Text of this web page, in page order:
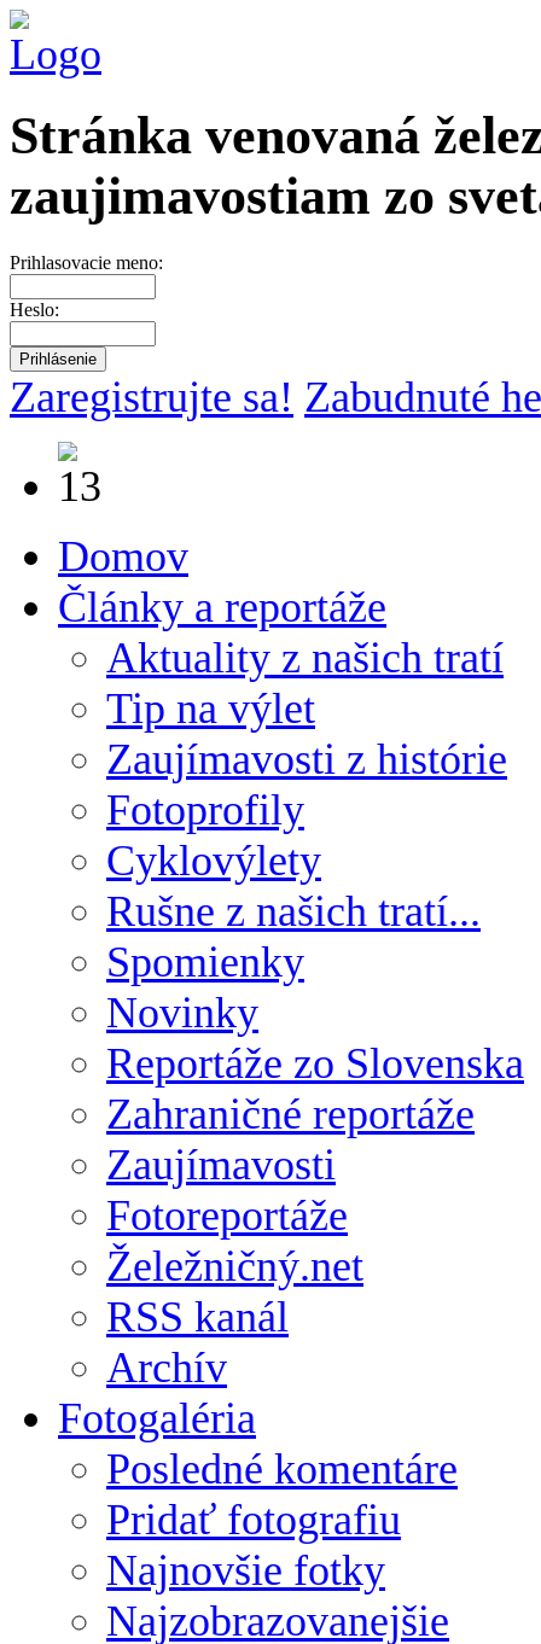
Stránka venovaná
zaujimavostiam zo
Prihlasovacie meno:
Heslo:
Zaregistrujte sa! Zabudnuté
Domov
Články a reportáže
Aktuality z našich tratí
Tip na výlet
Zaujímavosti z histórie
Fotoprofily
Cyklovýlety
Rušne z našich tratí...
Spomienky
Novinky
Reportáže zo Slovenska
Zahraničné reportáže
Zaujímavosti
Fotoreportáže
Želežničný.net
RSS kanál
Archív
Fotogaléria
Posledné komentáre
Pridať fotografiu
Najnovšie fotky
Najzobrazovanejšie